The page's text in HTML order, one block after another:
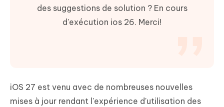
des suggestions de solution ? En cours
d'exécution ios 26. Merci!
iOS 27 est venu avec de nombreuses nouvelles
mises à jour rendant l'expérience d'utilisation des